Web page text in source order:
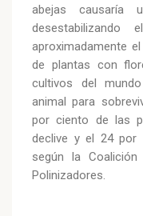
abejas causaría
aproximadamente
de plantas con
cultivos del
animal para
por ciento de las
declive y el 24 por
según la
Polinizadores.